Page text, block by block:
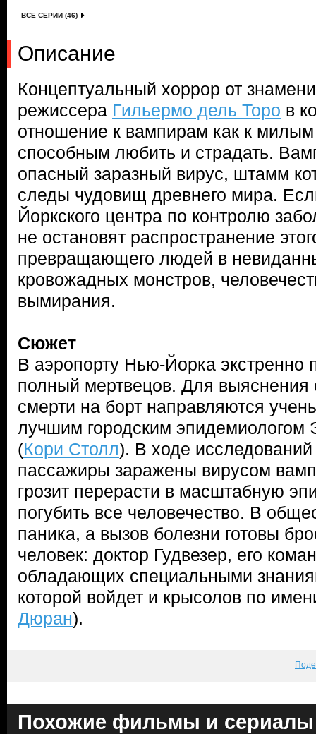
ВСЕ СЕРИИ (46)
Описание
Концептуальный хоррор от
режиссера Гильермо дель Торо в
отношение к вампирам как к
способным любить и страдать.
опасный заразный вирус, штамм
следы чудовищ древнего мира.
Йоркского центра по контролю
не остановят распространение
превращающего людей в
кровожадных монстров,
вымирания.
Сюжет
В аэропорту Нью-Йорка экстренно
полный мертвецов. Для выяснения
смерти на борт направляются
лучшим городским
(Кори Столл). В ходе исследований
пассажиры заражены вирусом
грозит перерасти в масштабную
погубить все человечество. В
паника, а вызов болезни готовы
человек: доктор Гудвезер, его
обладающих специальными
которой войдет и крысолов по
Дюран).
Похожие фильмы и сериалы